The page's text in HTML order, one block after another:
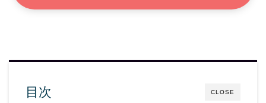
CLOSE
目次